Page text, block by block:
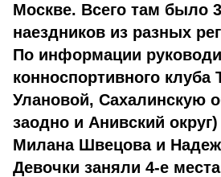
Москве. Всего там было
наездников из разных
По информации
конноспортивного клуба
Улановой, Сахалинскую
заодно и Анивский
Милана Швецова и
Девочки заняли 4-е